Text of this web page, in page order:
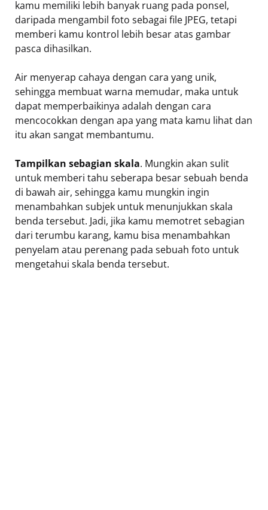
kamu memiliki lebih banyak ruang pada ponsel,
daripada mengambil foto sebagai file JPEG, tetapi
memberi kamu kontrol lebih besar atas gambar
pasca dihasilkan.
Air menyerap cahaya dengan cara yang unik,
sehingga membuat warna memudar, maka untuk
dapat memperbaikinya adalah dengan cara
mencocokkan dengan apa yang mata kamu lihat dan
itu akan sangat membantumu.
Tampilkan sebagian skala. Mungkin akan sulit
untuk memberi tahu seberapa besar sebuah benda
di bawah air, sehingga kamu mungkin ingin
menambahkan subjek untuk menunjukkan skala
benda tersebut. Jadi, jika kamu memotret sebagian
dari terumbu karang, kamu bisa menambahkan
penyelam atau perenang pada sebuah foto untuk
mengetahui skala benda tersebut.